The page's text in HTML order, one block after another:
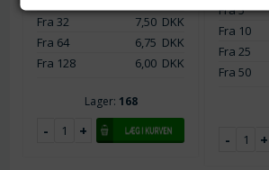
Fra 32
7,50DKK
Fra 64
6,75 DKK
Fra 128
6,00DKK
Lager: 168
Fra 5
Fra 10
Fra 25
Fra 50